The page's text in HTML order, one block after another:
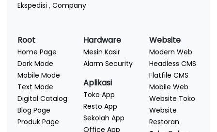
Ekspedisi , Company
Root
Home Page
Dark Mode
Mobile Mode
Text Mode
Digital Catalog
Blog Page
Produk Page
Hardware
Mesin Kasir
Alarm Security
Aplikasi
Toko App
Resto App
Sekolah App
Office App
Website
Modern Web
Headless CMS
Flatfile CMS
Mobile Web
Website Toko
Website
Restoran